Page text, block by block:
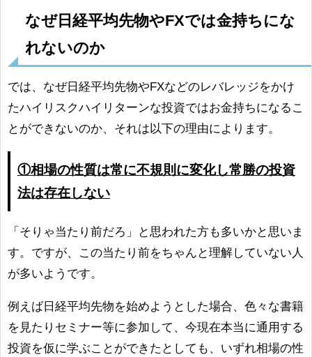
なぜ日経平均先物やFXでは金持ちにな
れないのか
では、なぜ日経平均先物やFXなどのレバレッジをかけ
たハイリスクハイリターンな投資ではお金持ちになるこ
とができないのか、それは以下の理由によります。
①相場の性質は常に不規則に変化し常勝の投資
法は存在しない
「そりゃ当たり前だろ」と思われた方も多いかと思いま
す。ですが、この当たり前をちゃんと理解していない人
が多いようです。
例えば日経平均先物を始めようとした場合、色々な書籍
を見たりセミナー等に参加して、今現在本当に通用する
投資を仮に学ぶことができたとしても、いずれ相場の性